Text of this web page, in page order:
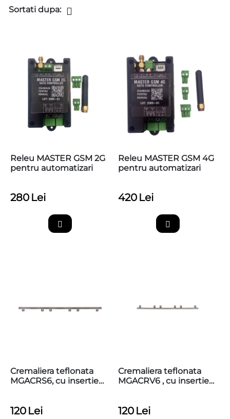
Sortati dupa:
Releu MASTER GSM 2G
pentru automatizari
280 Lei
Releu MASTER GSM 4G
pentru automatizari
420 Lei
Cremaliera teflonata
MGACRS6, cu insertie
120 Lei
Cremaliera teflonata
MGACRV6 , cu insertie
120 Lei